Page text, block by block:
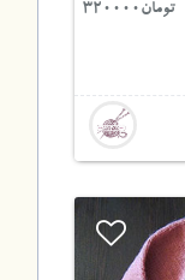
تومان320000